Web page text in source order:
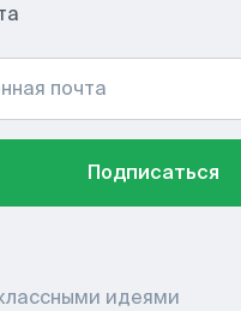
почта
Подписаться
идеями